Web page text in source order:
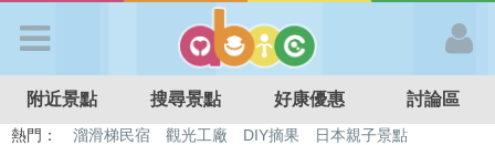
APP登入
附近景點 搜尋景點 好康優惠 討論區
熱門： 溜滑梯民宿 觀光工廠 DIY摘果
日本親子景點